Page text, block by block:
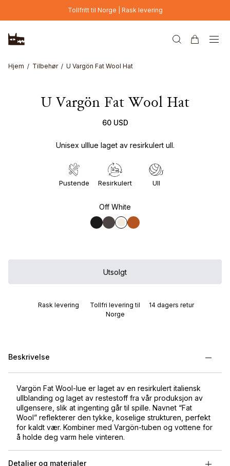
Hopp til hovedinnholdTollfritt til Norge | Rask levering
Hjem Tilbehør U Vargön Fat Wool Hat
U Vargön Fat Wool Hat
60 USD
Unisex ulllue laget av resirkulert ull.
Pustende Resirkulert Ull
Off White
Utsolgt
Rask levering
Tollfri levering til
Norge
14 dagers retur
Beskrivelse
Vargön Fat Wool-lue er laget av en resirkulert italiensk
ullblanding og laget av restestoff fra vår produksjon av
ullgensere, slik at ingenting går til spille. Navnet “Fat
Wool” reflekterer den tykke, koselige strukturen, perfekt
for kaldt vær. Kombiner med Vargön-tuben og vottene for
å holde deg varm hele vinteren.
Detaljer og materialer